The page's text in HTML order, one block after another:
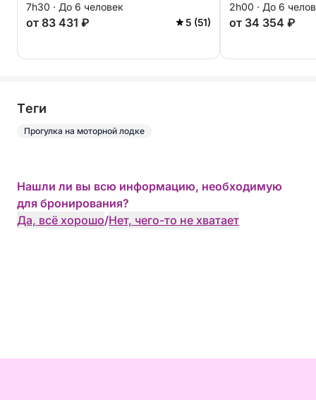
7h30 · До 6 человек
от 83 431 ₽ 5 (51)
2h00 · До 6
от 34 354 ₽
Tеги
Прогулка на моторной лодке
Нашли ли вы всю информацию, необходимую
для бронирования?
Да, всё хорошо/Нет, чего-то не хватает